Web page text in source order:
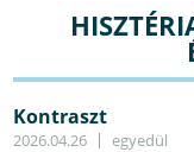
Kontraszt
2026.04.26 egyedül